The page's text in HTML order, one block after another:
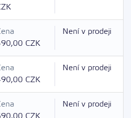
CZK
Není v prodeji
CZK
Není v prodeji
CZK
Není v prodeji